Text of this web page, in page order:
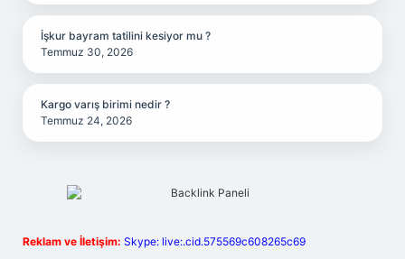
İşkur bayram tatilini kesiyor mu ?
Temmuz 30, 2026
Kargo varış birimi nedir ?
Temmuz 24, 2026
Reklam ve İletişim: Skype: live:.cid.575569c608265c69